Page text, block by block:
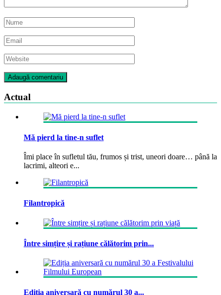
Actual
Mă pierd la tine-n suflet
Îmi place în sufletul tău, frumos și trist, uneori doare… până la
lacrimi, alteori e...
Filantropică
Între simțire și rațiune călătorim prin...
Ediția aniversară cu numărul 30 a...